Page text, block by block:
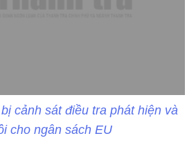
cảnh sát điều tra phát hiện và
cho ngân sách EU